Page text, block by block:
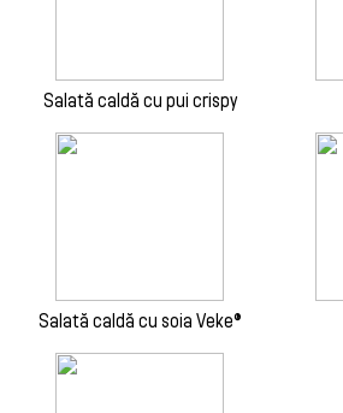
Salată caldă cu pui crispy
Salată caldă cu soia Veke®